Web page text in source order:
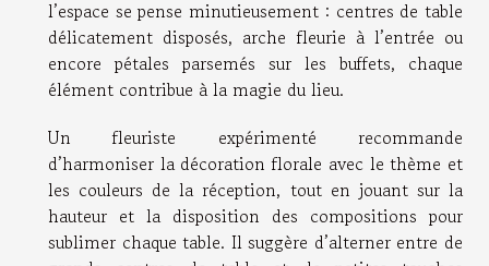
l’espace se pense minutieusement : centres de table
délicatement disposés, arche fleurie à l’entrée ou
encore pétales parsemés sur les buffets, chaque
élément contribue à la magie du lieu.
Un fleuriste expérimenté recommande
d’harmoniser la décoration florale avec le thème et
les couleurs de la réception, tout en jouant sur la
hauteur et la disposition des compositions pour
sublimer chaque table. Il suggère d’alterner entre de